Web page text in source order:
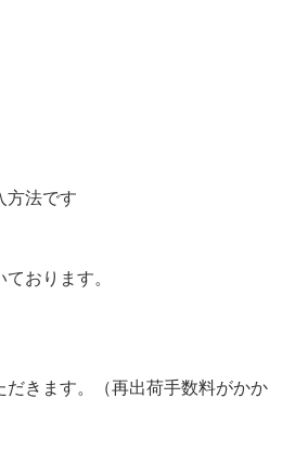
方法です
おります。
きます。（再出荷手数料がかか